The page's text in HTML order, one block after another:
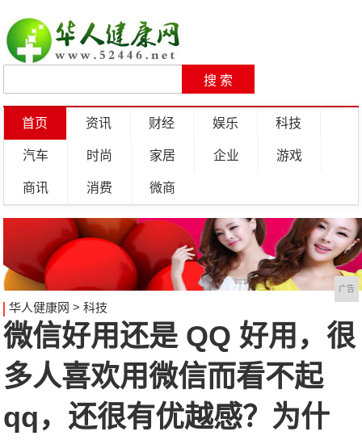
首页 资讯 财经 娱乐 科技
汽车 时尚 家居 企业 游戏
商讯 消费 微商
广告
华人健康网 > 科技
微信好用还是 QQ 好用，很
多人喜欢用微信而看不起
qq，还很有优越感？为什